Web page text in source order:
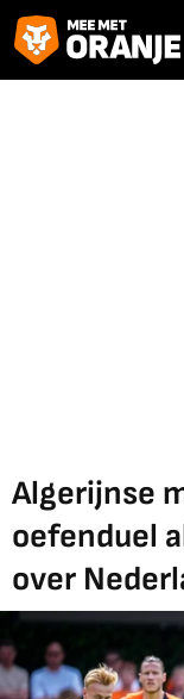
Algerijnse
oefenduel
over